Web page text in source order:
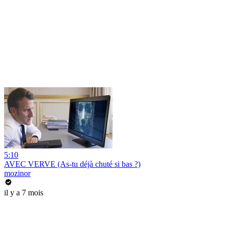
5:10
AVEC VERVE (As-tu déjà chuté si bas ?)
mozinor
il y a 7 mois